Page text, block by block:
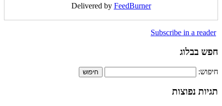
Delivered byFeedBurner
Subscribe in a reader
חפש בבלוג
חיפוש:
תגיות נפוצות